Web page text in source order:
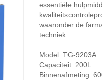
essentiële
waaronder de
techniek.
Model: TG-9203A
Capaciteit: 200L
Binnenafmeting: